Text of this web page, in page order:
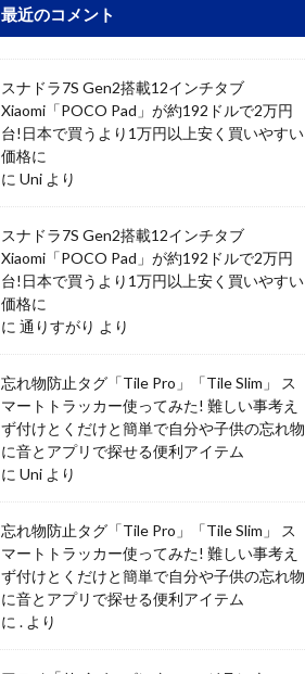
最近のコメント
スナドラ7S Gen2搭載12インチタブ
Xiaomi「POCO Pad」が約192ドルで2万円
台!日本で買うより1万円以上安く買いやすい
価格に
に Uni より
スナドラ7S Gen2搭載12インチタブ
Xiaomi「POCO Pad」が約192ドルで2万円
台!日本で買うより1万円以上安く買いやすい
価格に
に 通りすがり より
忘れ物防止タグ「Tile Pro」「Tile Slim」 ス
マートトラッカー使ってみた! 難しい事考え
ず付けとくだけと簡単で自分や子供の忘れ物
に音とアプリで探せる便利アイテム
に Uni より
忘れ物防止タグ「Tile Pro」「Tile Slim」 ス
マートトラッカー使ってみた! 難しい事考え
ず付けとくだけと簡単で自分や子供の忘れ物
に音とアプリで探せる便利アイテム
に . より